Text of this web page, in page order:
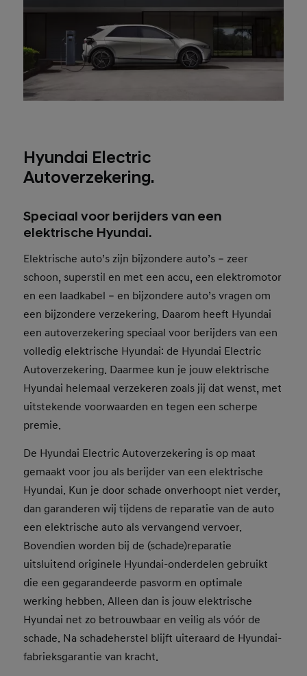
Hyundai Electric
Autoverzekering.
Speciaal voor berijders van een
elektrische Hyundai.
Elektrische auto’s zijn bijzondere auto’s – zeer
schoon, superstil en met een accu, een elektromotor
en een laadkabel – en bijzondere auto’s vragen om
een bijzondere verzekering. Daarom heeft Hyundai
een autoverzekering speciaal voor berijders van een
volledig elektrische Hyundai: de Hyundai Electric
Autoverzekering. Daarmee kun je jouw elektrische
Hyundai helemaal verzekeren zoals jij dat wenst, met
uitstekende voorwaarden en tegen een scherpe
premie.
De Hyundai Electric Autoverzekering is op maat
gemaakt voor jou als berijder van een elektrische
Hyundai. Kun je door schade onverhoopt niet verder,
dan garanderen wij tijdens de reparatie van de auto
een elektrische auto als vervangend vervoer.
Bovendien worden bij de (schade)reparatie
uitsluitend originele Hyundai-onderdelen gebruikt
die een gegarandeerde pasvorm en optimale
werking hebben. Alleen dan is jouw elektrische
Hyundai net zo betrouwbaar en veilig als vóór de
schade. Na schadeherstel blijft uiteraard de Hyundai-
fabrieksgarantie van kracht.